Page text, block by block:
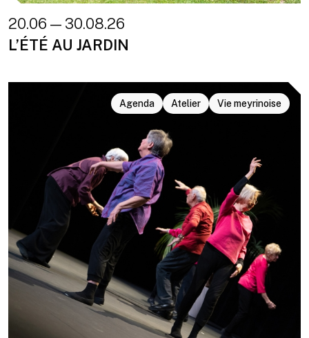
20.06 — 30.08.26
L’ÉTÉ AU JARDIN
Agenda Atelier Vie meyrinoise